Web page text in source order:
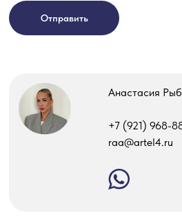
Отправить
Анастасия
‎+7 (921) 968-
raa@artel4.ru